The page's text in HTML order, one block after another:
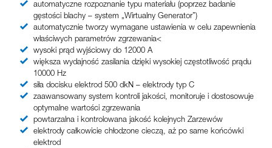
automatyczne rozpoznanie typu materiału (poprzez badanie
gęstości blachy – system „Wirtualny Generator”)
automatycznie tworzy wymagane ustawienia w celu zapewnienia
właściwych parametrów zgrzewania<
wysoki prąd wyjściowy do 12000 A
większa wydajność zasilania dzięki wysokiej częstotliwość prądu
10000 Hz
siła docisku elektrod 500 dkN – elektrody typ C
zaawansowany system kontroli jakości, monitoruje i dostosowuje
optymalne wartości zgrzewania
powtarzalna i kontrolowana jakość kolejnych Zarzewów
elektrody całkowicie chłodzone cieczą, aż po same końcówki
elektrod